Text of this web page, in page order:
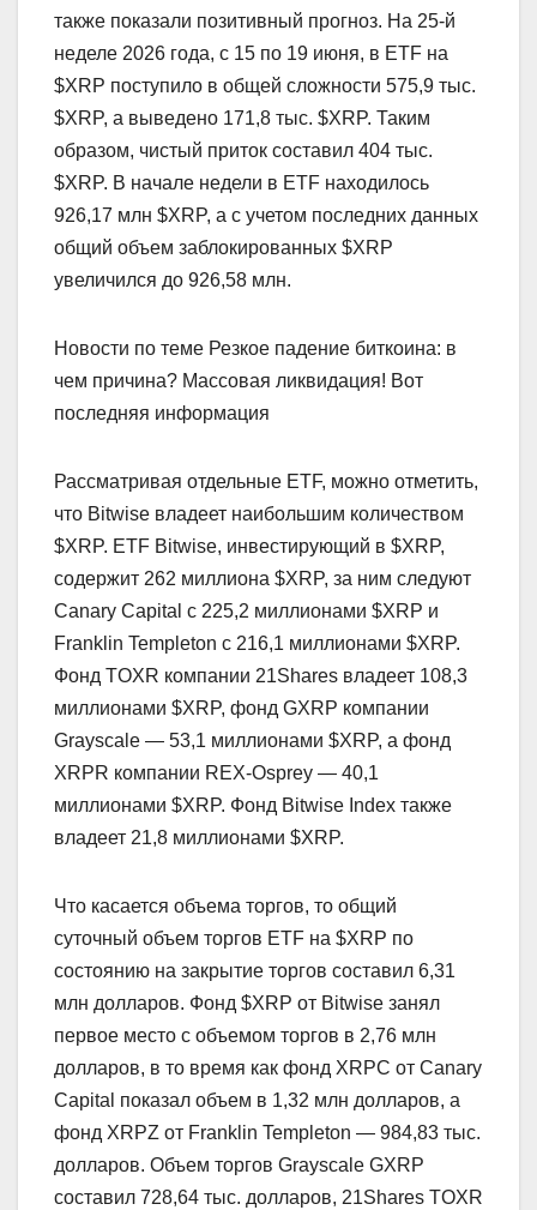
также показали позитивный прогноз. На 25-й
неделе 2026 года, с 15 по 19 июня, в ETF на
$XRP поступило в общей сложности 575,9 тыс.
$XRP, а выведено 171,8 тыс. $XRP. Таким
образом, чистый приток составил 404 тыс.
$XRP. В начале недели в ETF находилось
926,17 млн $XRP, а с учетом последних данных
общий объем заблокированных $XRP
увеличился до 926,58 млн.
Новости по теме Резкое падение биткоина: в
чем причина? Массовая ликвидация! Вот
последняя информация
Рассматривая отдельные ETF, можно отметить,
что Bitwise владеет наибольшим количеством
$XRP. ETF Bitwise, инвестирующий в $XRP,
содержит 262 миллиона $XRP, за ним следуют
Canary Capital с 225,2 миллионами $XRP и
Franklin Templeton с 216,1 миллионами $XRP.
Фонд TOXR компании 21Shares владеет 108,3
миллионами $XRP, фонд GXRP компании
Grayscale — 53,1 миллионами $XRP, а фонд
XRPR компании REX-Osprey — 40,1
миллионами $XRP. Фонд Bitwise Index также
владеет 21,8 миллионами $XRP.
Что касается объема торгов, то общий
суточный объем торгов ETF на $XRP по
состоянию на закрытие торгов составил 6,31
млн долларов. Фонд $XRP от Bitwise занял
первое место с объемом торгов в 2,76 млн
долларов, в то время как фонд XRPC от Canary
Capital показал объем в 1,32 млн долларов, а
фонд XRPZ от Franklin Templeton — 984,83 тыс.
долларов. Объем торгов Grayscale GXRP
составил 728,64 тыс. долларов, 21Shares TOXR